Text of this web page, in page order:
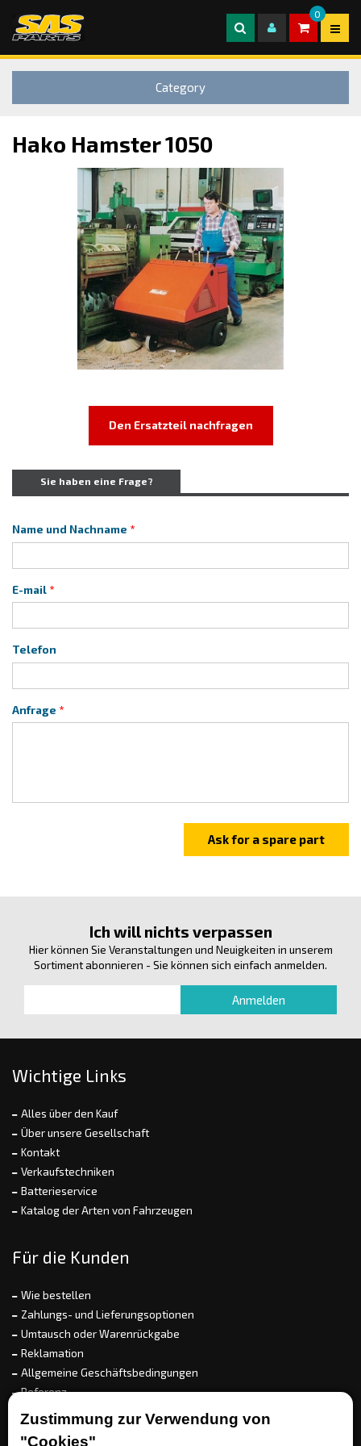
Zustimmung zur Verwendung von
"Cookies"
0
Category
Hako Hamster 1050
Den Ersatzteil nachfragen
Sie haben eine Frage?
Name und Nachname
E-mail
Telefon
Anfrage
Ich will nichts verpassen
Hier können Sie Veranstaltungen und Neuigkeiten in unserem
Sortiment abonnieren - Sie können sich einfach anmelden.
Wichtige Links
Alles über den Kauf
Über unsere Gesellschaft
Kontakt
Verkaufstechniken
Batterieservice
Katalog der Arten von Fahrzeugen
Für die Kunden
Wie bestellen
Zahlungs- und Lieferungsoptionen
Umtausch oder Warenrückgabe
Reklamation
Allgemeine Geschäftsbedingungen
Referenz
EET